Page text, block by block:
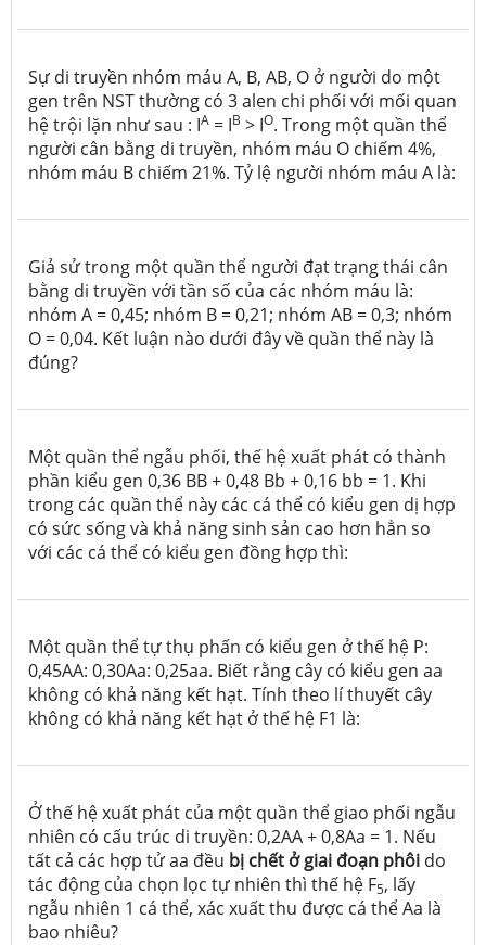
Sự di truyền nhóm máu A, B, AB, O ở người do một
gen trên NST thường có 3 alen chi phối với mối quan
hệ trội lặn như sau : IA = IB > IO. Trong một quần thể
người cân bằng di truyền, nhóm máu O chiếm 4%,
nhóm máu B chiếm 21%. Tỷ lệ người nhóm máu A là:
Giả sử trong một quần thể người đạt trạng thái cân
bằng di truyền với tần số của các nhóm máu là:
nhóm A = 0,45; nhóm B = 0,21; nhóm AB = 0,3; nhóm
O = 0,04. Kết luận nào dưới đây về quần thể này là
đúng?
Một quần thể ngẫu phối, thế hệ xuất phát có thành
phần kiểu gen 0,36 BB + 0,48 Bb + 0,16 bb = 1. Khi
trong các quần thể này các cá thể có kiểu gen dị hợp
có sức sống và khả năng sinh sản cao hơn hẳn so
với các cá thể có kiểu gen đồng hợp thì:
Một quần thể tự thụ phấn có kiểu gen ở thế hệ P:
0,45AA: 0,30Aa: 0,25aa. Biết rằng cây có kiểu gen aa
không có khả năng kết hạt. Tính theo lí thuyết cây
không có khả năng kết hạt ở thế hệ F1 là:
Ở thế hệ xuất phát của một quần thể giao phối ngẫu
nhiên có cấu trúc di truyền: 0,2AA + 0,8Aa = 1. Nếu
tất cả các hợp tử aa đều bị chết ở giai đoạn phôi do
tác động của chọn lọc tự nhiên thì thế hệ F5, lấy
ngẫu nhiên 1 cá thể, xác xuất thu được cá thể Aa là
bao nhiêu?